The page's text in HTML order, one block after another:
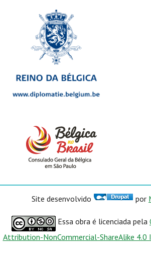
Site desenvolvido por
Essa obra é licenciada pela
Attribution-NonCommercial-ShareAlike 4.0